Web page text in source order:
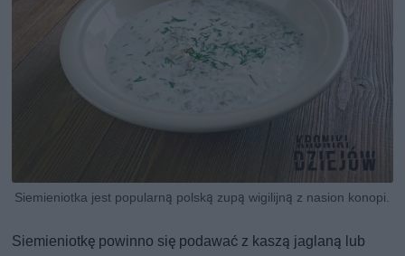
Siemieniotka jest popularną polską zupą wigilijną z nasion konopi.
Siemieniotkę powinno się podawać z kaszą jaglaną lub